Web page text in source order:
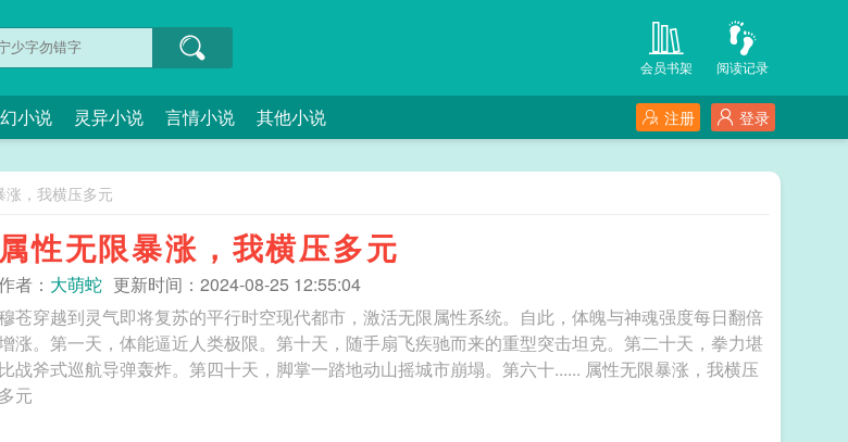
阅读记录
会员书架
小说 灵异小说 言情小说 其他小说 登录
注册
涨，我横压多元
属性无限暴涨，我横压多元
者： 大萌蛇 更新时间：2024-08-25 12:55:04
苍穿越到灵气即将复苏的平行时空现代都市，激活无限属性系统。自此，体魄与神魂强度每日翻倍
涨。第一天，体能逼近人类极限。第十天，随手扇飞疾驰而来的重型突击坦克。第二十天，拳力堪
比战斧式巡航导弹轰炸。第四十天，脚掌一踏地动山摇城市崩塌。第六十...... 属性无限暴涨，我横压
多元